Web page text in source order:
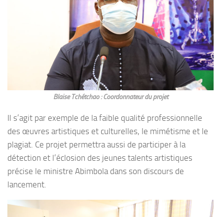
Blaise Tchétchao : Coordonnateur du projet
Il s’agit par exemple de la faible qualité professionnelle
des œuvres artistiques et culturelles, le mimétisme et le
plagiat. Ce projet permettra aussi de participer à la
détection et l’éclosion des jeunes talents artistiques
précise le ministre Abimbola dans son discours de
lancement.